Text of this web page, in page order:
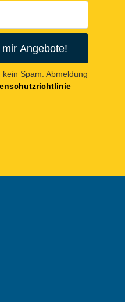
Angebote!
Spam. Abmeldung